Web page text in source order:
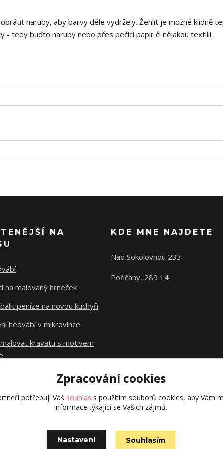
naruby, aby barvy déle vydržely. Žehlit je možné klidně
- tedy buďto naruby nebo přes pečící papír či nějakou textilii.
NA
na malovaný hrneček
peníze na novou kuchyň
hedvábí v mikrovlnce
kravatu s motivem
KDE MNE NAJDETE
Nad Sokolovnou 233
Poříčany, 289 14
Původní stránky
Zpracování cookies
potřebují Váš souhlas s použitím souborů cookies, aby Vám
informace týkající se Vašich zájmů.
Nastavení Souhlasím